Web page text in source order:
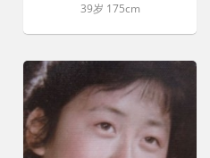
39岁 175cm